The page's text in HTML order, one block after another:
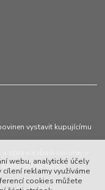
vystavit kupujícímu
do 48 hodin.
webu, analytické účely
reklamy využíváme
cookies můžete